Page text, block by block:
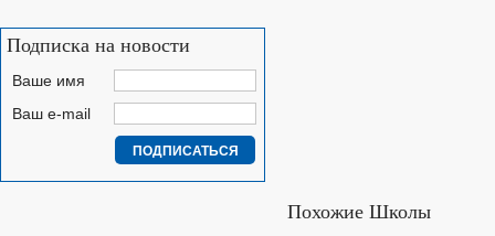
Похожие Школы
Подписка на новости
Ваше имя
Ваш e-mail